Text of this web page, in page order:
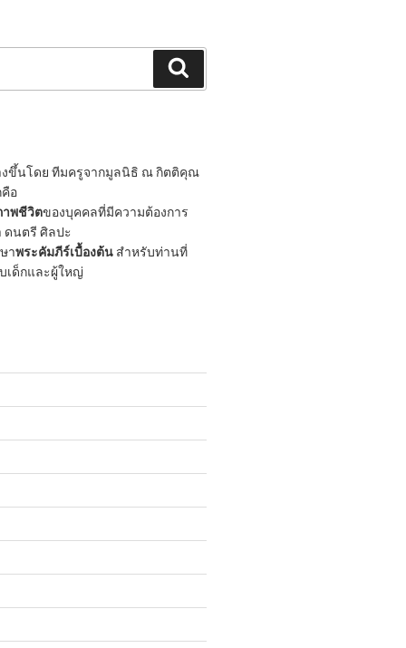
งขึ้นโดย ทีมครูจากมูลนิธิ ณ กิตติคุณ
อ
พชีวิตของบุคคลที่มีความต้องการ
ดนตรี ศิลปะ
าพระคัมภีร์เบื้องต้น สำหรับท่านที่
เด็กและผู้ใหญ่